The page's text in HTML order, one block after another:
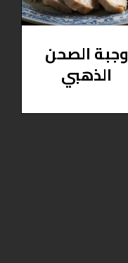
وجبة الصحن
الذهبي